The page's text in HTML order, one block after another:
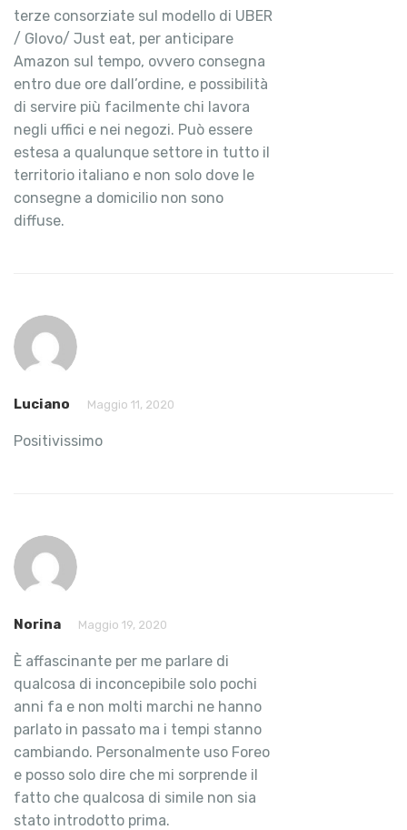
terze consorziate sul modello di UBER
/ Glovo/ Just eat, per anticipare
Amazon sul tempo, ovvero consegna
entro due ore dall’ordine, e possibilità
di servire più facilmente chi lavora
negli uffici e nei negozi. Può essere
estesa a qualunque settore in tutto il
territorio italiano e non solo dove le
consegne a domicilio non sono
diffuse.
Luciano Maggio 11, 2020
Positivissimo
Norina Maggio 19, 2020
È affascinante per me parlare di
qualcosa di inconcepibile solo pochi
anni fa e non molti marchi ne hanno
parlato in passato ma i tempi stanno
cambiando. Personalmente uso Foreo
e posso solo dire che mi sorprende il
fatto che qualcosa di simile non sia
stato introdotto prima.